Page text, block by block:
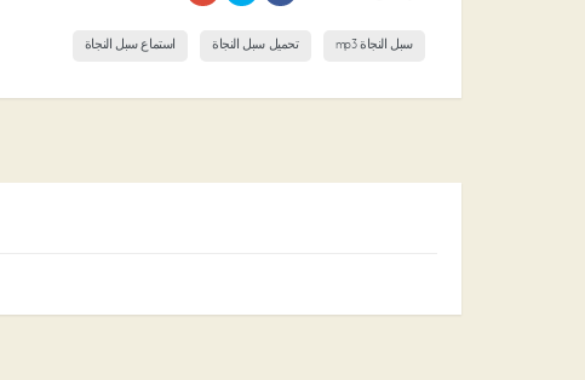
سبل النجاة mp3 تحميل سبل النجاة استماع سبل النجاة